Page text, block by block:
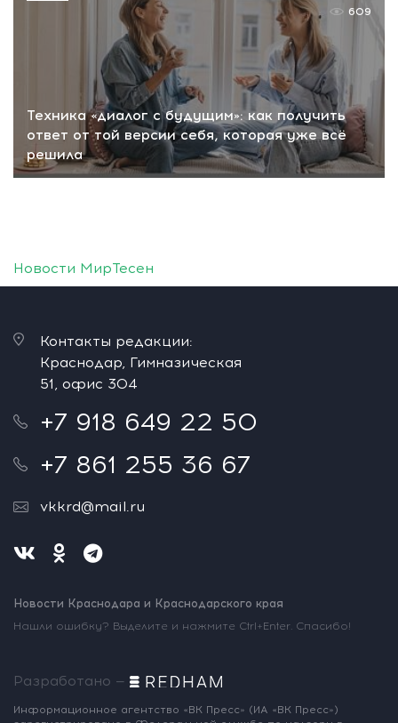
Техника «диалог с будущим»: как получить
ответ от той версии себя, которая уже всё
решила
609
Новости МирТесен
Контакты редакции:
Краснодар, Гимназическая
51, офис 304
+7 918 649 22 50
+7 861 255 36 67
vkkrd@mail.ru
Новости Краснодара и Краснодарского края
Нашли ошибку? Выделите и нажмите Ctrl+Enter. Спасибо!
Разработано —
Информационное агентство «ВК Пресс» (ИА «ВК Пресс»)